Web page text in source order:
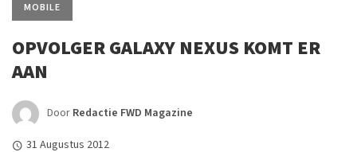
MOBILE
OPVOLGER GALAXY NEXUS KOMT ER
AAN
Door Redactie FWD Magazine
31 Augustus 2012